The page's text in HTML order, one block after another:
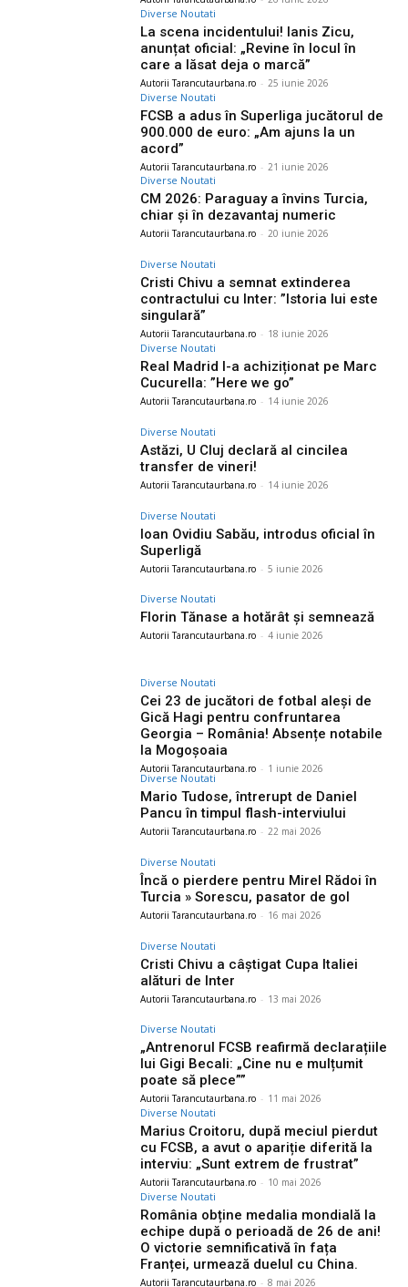
Diverse Noutati
La scena incidentului! Ianis Zicu,
anunțat oficial: „Revine în locul în
care a lăsat deja o marcă”
Autorii Tarancutaurbana.ro - 25 iunie 2026
Diverse Noutati
FCSB a adus în Superliga jucătorul de
900.000 de euro: „Am ajuns la un
acord”
Autorii Tarancutaurbana.ro - 21 iunie 2026
Diverse Noutati
CM 2026: Paraguay a învins Turcia,
chiar și în dezavantaj numeric
Autorii Tarancutaurbana.ro - 20 iunie 2026
Diverse Noutati
Cristi Chivu a semnat extinderea
contractului cu Inter: ”Istoria lui este
singulară”
Autorii Tarancutaurbana.ro - 18 iunie 2026
Diverse Noutati
Real Madrid l-a achiziționat pe Marc
Cucurella: ”Here we go”
Autorii Tarancutaurbana.ro - 14 iunie 2026
Diverse Noutati
Astăzi, U Cluj declară al cincilea
transfer de vineri!
Autorii Tarancutaurbana.ro - 14 iunie 2026
Diverse Noutati
Ioan Ovidiu Sabău, introdus oficial în
Superligă
Autorii Tarancutaurbana.ro - 5 iunie 2026
Diverse Noutati
Florin Tănase a hotărât și semnează
Autorii Tarancutaurbana.ro - 4 iunie 2026
Diverse Noutati
Cei 23 de jucători de fotbal aleși de
Gică Hagi pentru confruntarea
Georgia – România! Absențe notabile
la Mogoșoaia
Autorii Tarancutaurbana.ro - 1 iunie 2026
Diverse Noutati
Mario Tudose, întrerupt de Daniel
Pancu în timpul flash-interviului
Autorii Tarancutaurbana.ro - 22 mai 2026
Diverse Noutati
Încă o pierdere pentru Mirel Rădoi în
Turcia » Sorescu, pasator de gol
Autorii Tarancutaurbana.ro - 16 mai 2026
Diverse Noutati
Cristi Chivu a câștigat Cupa Italiei
alături de Inter
Autorii Tarancutaurbana.ro - 13 mai 2026
Diverse Noutati
„Antrenorul FCSB reafirmă declarațiile
lui Gigi Becali: „Cine nu e mulțumit
poate să plece””
Autorii Tarancutaurbana.ro - 11 mai 2026
Diverse Noutati
Marius Croitoru, după meciul pierdut
cu FCSB, a avut o apariție diferită la
interviu: „Sunt extrem de frustrat”
Autorii Tarancutaurbana.ro - 10 mai 2026
Diverse Noutati
România obține medalia mondială la
echipe după o perioadă de 26 de ani!
O victorie semnificativă în fața
Franței, urmează duelul cu China.
Autorii Tarancutaurbana.ro - 8 mai 2026